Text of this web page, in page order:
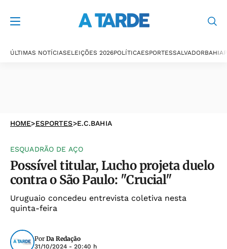
ÚLTIMAS NOTÍCIASELEIÇÕES 2026POLÍTICAESPORTESSALVADORBAHIA
HOME>ESPORTES>E.C.BAHIA
ESQUADRÃO DE AÇO
Possível titular, Lucho projeta duelo
contra o São Paulo: "Crucial"
Uruguaio concedeu entrevista coletiva nesta
quinta-feira
Por Da Redação
31/10/2024 - 20:40 h